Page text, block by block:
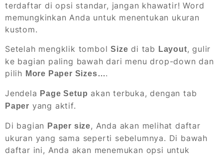
terdaftar di opsi standar, jangan khawatir! Word
memungkinkan Anda untuk menentukan ukuran
kustom.
Setelah mengklik tombolSize di tab Layout, gulir
ke bagian paling bawah dari menu drop-down dan
pilih More Paper Sizes….
Jendela Page Setup akan terbuka, dengan tab
Paper yang aktif.
Di bagian
Paper size, Anda akan melihat daftar
ukuran yang sama seperti sebelumnya. Di bawah
daftar ini, Anda akan menemukan opsi untuk